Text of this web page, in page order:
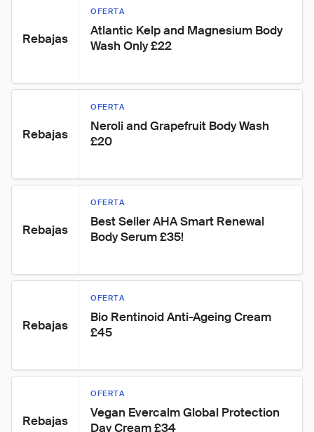
Rebajas
OFERTA
Atlantic Kelp and Magnesium Body
Wash Only £22
Rebajas
OFERTA
Neroli and Grapefruit Body Wash
£20
Rebajas
OFERTA
Best Seller AHA Smart Renewal
Body Serum £35!
Rebajas
OFERTA
Bio Rentinoid Anti-Ageing Cream
£45
Rebajas
OFERTA
Vegan Evercalm Global Protection
Day Cream £34